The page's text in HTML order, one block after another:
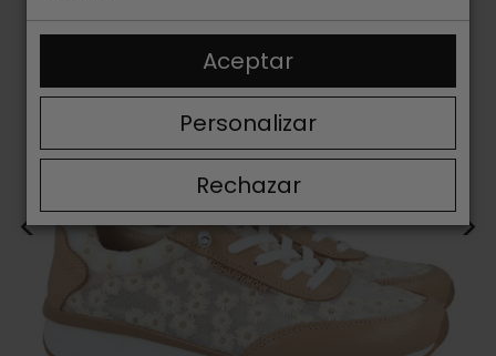
< >
Rechazar
Personalizar
Aceptar